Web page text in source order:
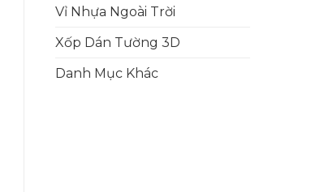
Vỉ Nhựa Ngoài Trời
Xốp Dán Tường 3D
Danh Mục Khác